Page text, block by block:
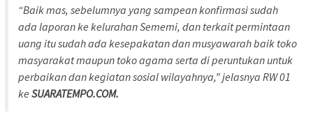
“Baik mas, sebelumnya yang sampean konfirmasi sudah
ada laporan ke kelurahan Sememi, dan terkait permintaan
uang itu sudah ada kesepakatan dan musyawarah baik toko
masyarakat maupun toko agama serta di peruntukan untuk
perbaikan dan kegiatan sosial wilayahnya,” jelasnya RW 01
ke SUARATEMPO.COM.